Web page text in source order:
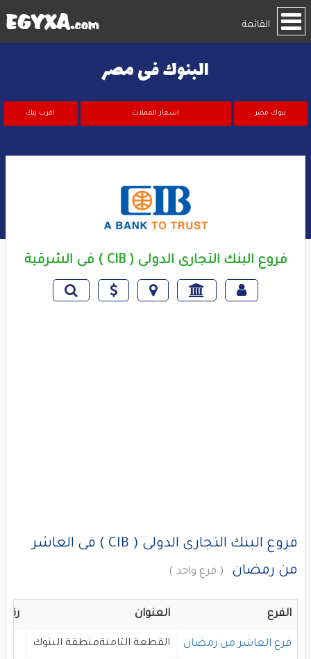
القائمة
البنوك فى مصر
بنوك مصر اسعار العملات اقرب بنك
فروع البنك التجارى الدولى ( CIB ) فى الشرقية
فروع البنك التجارى الدولى ( CIB ) فى العاشر
من رمضان
( فرع واحد )
الفرع العنوان رقم
فرع العاشر من رمضان القطعة الثامنةمنطقة البنوك